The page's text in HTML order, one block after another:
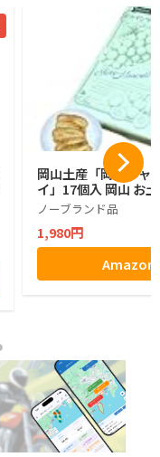
岡山土産「岡山シャ
イ」17個入 岡山 お
ノーブランド品
1,980円
Amazon